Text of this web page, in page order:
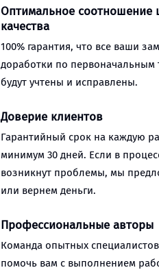
Оптимальное соотношение
качества
100% гарантия, что все ваши
доработки по первоначальным
будут учтены и исправлены.
Доверие клиентов
Гарантийный срок на каждую
минимум 30 дней. Если в
возникнут проблемы, мы
или вернем деньги.
Профессиональные авторы
Команда опытных
помочь вам с выполнением